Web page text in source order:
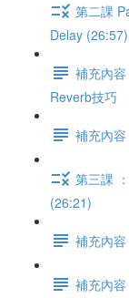
第二課
Delay (26:57)
補充內
Reverb技巧
補充內
第三課
(26:21)
補充內
補充內